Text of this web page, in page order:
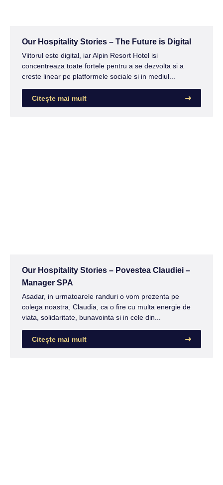
Our Hospitality Stories – The Future is Digital
Viitorul este digital, iar Alpin Resort Hotel isi
concentreaza toate fortele pentru a se dezvolta si a
creste linear pe platformele sociale si in mediul...
Citește mai mult
Our Hospitality Stories – Povestea Claudiei –
Manager SPA
Asadar, in urmatoarele randuri o vom prezenta pe
colega noastra, Claudia, ca o fire cu multa energie de
viata, solidaritate, bunavointa si in cele din...
Citește mai mult